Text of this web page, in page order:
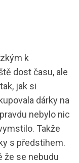
k
dost času, ale
jak si
dárky na
nebylo nic
Takže
s předstihem.
že se nebudu